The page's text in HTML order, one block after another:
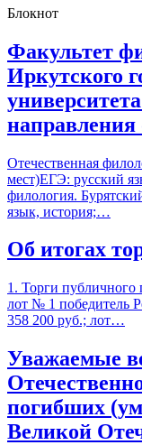
Блокнот
Факультет
Иркутского
направления
Отечественная
мест)ЕГЭ: русский
филология.
язык, история;…
Об итогах
1. Торги
лот № 1 победитель
358 200 руб.; лот…
Уважаемые
погибших
Великой